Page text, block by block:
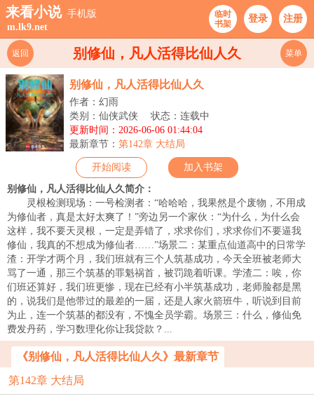
来看小说 手机版
m.lk9.net
临时
书架
登录 注册
别修仙，凡人活得比仙人久
返回 菜单
别修仙，凡人活得比仙人久
作者：幻雨
类别：仙侠武侠
状态：连载中
更新时间：2026-06-06 01:44:04
最新章节： 第142章 大结局
开始阅读 加入书架
别修仙，凡人活得比仙人久简介：
灵根检测现场：一号检测者：“哈哈哈，我果然是个废物，不用成
为修仙者，真是太好太爽了！”旁边另一个家伙：“为什么，为什么会
这样，我不要天灵根，一定是弄错了，求求你们，求求你们不要逼我
修仙，我真的不想成为修仙者……”场景二：某重点仙道高中的日常学
渣：开学才两个月，我们班就有三个人筑基成功，今天全班被老师大
骂了一通，那三个筑基的罪魁祸首，被罚跪着听课。学渣二：唉，你
们班还算好，我们班更惨，现在已经有小半筑基成功，老师脸都是黑
的，说我们是他带过的最差的一届，还是人家火箭班牛，听说到目前
为止，连一个筑基的都没有，不愧全员学霸。场景三：什么，修仙免
费发丹药，学习数理化你让我贷款？...
《别修仙，凡人活得比仙人久》最新章节
第142章 大结局